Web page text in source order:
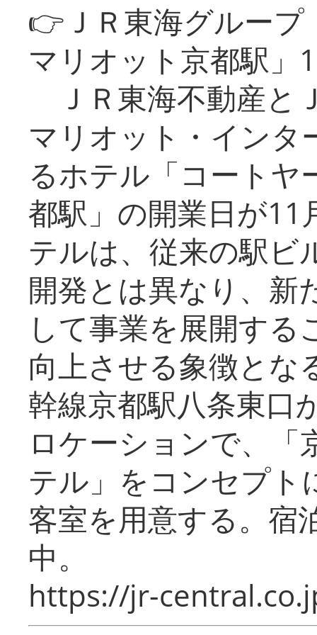
👉ＪＲ東海グルー
マリオット京都駅」
ＪＲ東海不動産と
マリオット・インタ
るホテル「コートヤ
都駅」の開業日が11
テルは、従来の駅ビ
開発とは異なり、新
して事業を展開する
向上させる象徴とな
幹線京都駅八条東口
ロケーションで、「
テル」をコンセプト
客室を用意する。宿
中。
https://jr-